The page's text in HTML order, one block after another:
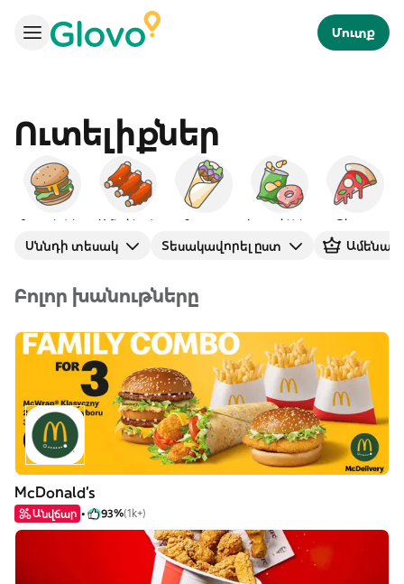
Մուտք
Ուտելիքներ
Բուրգերներ Ամերիկյան Քյաբաբ Խորտիկներ Պիցցա
Սննդի տեսակ Տեսակավորել ըստ
Բոլոր խանութները
McDonald's
Անվճար 93%(1k+)